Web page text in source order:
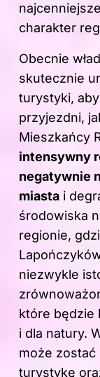
charakter
Obecnie
skutecznie
turystyki,
przyjezdni,
Mieszkańcy
intensywny
negatywnie
miasta i
środowiska
regionie,
niezwykle
które będzie
i dla natury.
może
turystykę